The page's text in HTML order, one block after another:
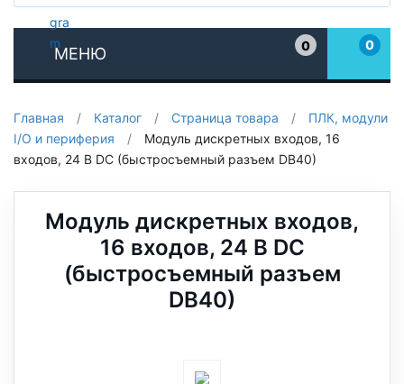
МЕНЮ
0
0
Главная / Каталог / Страница товара /
ПЛК, модули
I/O и периферия
/
Модуль дискретных входов, 16
входов, 24 В DC (быстросъемный разъем DB40)
Модуль дискретных входов,
16 входов, 24 В DC
(быстросъемный разъем
DB40)